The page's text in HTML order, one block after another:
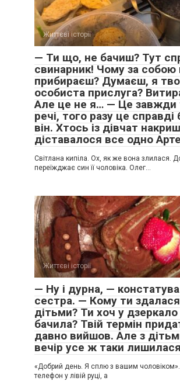
Життєві історії
— Ти що, не бачиш? Тут
свинарник! Чому за собою
прибираєш? Думаєш, я
особиста прислуга?
Але це не я… — Це завжди
речі, того разу це справді
він. Хтось із дівчат
діставалося все одно
Світлана кипіла. Ох, як же вона злилася.
переїжджає син її чоловіка. Олег…
Життєві історії
— Ну і дурна, —
сестра. — Кому ти
дітьми? Ти хоч у
бачила? Твій термін
давно вийшов. Але з
вечір усе ж таки
«Добрий день. Я сплю з вашим
телефон у лівій руці, а